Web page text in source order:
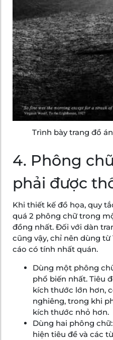
Trình bày trang đồ
4. Phông
phải được
Khi thiết kế đồ họa, quy
quá 2 phông chữ trong
đồng nhất. Đối với dàn
cũng vậy, chỉ nên dùng từ
cáo có tính nhất quán.
Dùng một phông
phổ biến nhất. Tiêu
kích thước lớn hơn,
nghiêng, trong khi
kích thước nhỏ hơn.
Dùng hai phông
hiện tiêu đề và các